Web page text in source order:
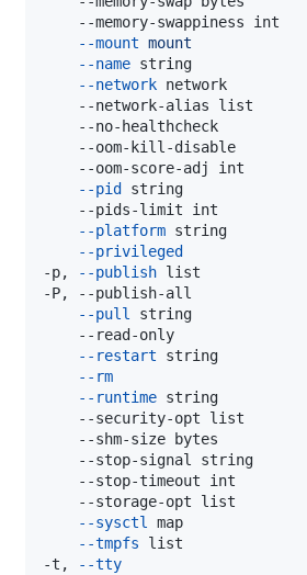
    --memory-swappiness int
--mount mount
--name string
--network network
    --network-alias list
    --no-healthcheck
    --oom-kill-disable
    --oom-score-adj int
--pid
string
    --pids-limit int
--platform string
--privileged
-p,
--publish list
-P, --publish-all
--pull string
    --read-only
--restart string
--rm
--runtime string
    --security-opt list
    --shm-size bytes
    --stop-signal string
    --stop-timeout int
    --storage-opt list
--sysctl map
--tmpfs list
-t,
--tty